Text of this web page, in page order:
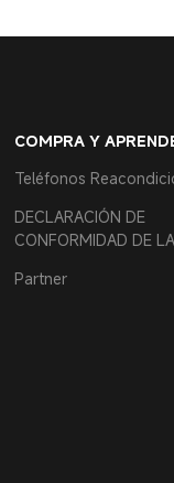
COMPRA Y
Teléfonos
DECLARACIÓN DE
CONFORMIDAD DE
Partner